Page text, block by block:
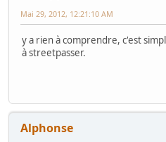
Mai 29, 2012, 12:21:10 AM
y a rien à comprendre, c'est
à streetpasser.
Alphonse